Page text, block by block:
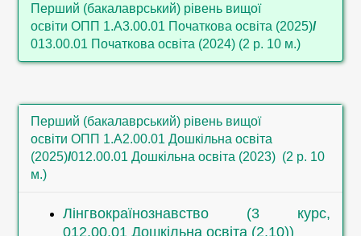
Сучасні технології навчання дітей
дошкільного віку іноземної мови (4
курс, 012.00.01 Дошкільна освіта)
013.00.01 Початкова освіта)
Методика навчання дітей дошкільного
віку іноземної мови (3 курс, 013.00.01
Початкова освіта)
курс, 1.В5.00.01 Сольний спів)
Лінгвокраїнознавство (2,3 курс,
Перший (бакалаврський) рівень вищої
освіти ОПП 1.А3.00.01 Початкова освіта (2025)/
013.00.01 Початкова освіта (2024) (2 р. 10 м.)
освітньої галузі (1 курс, 1.А3.00.01
Початкова освіта)
Практика усного та писемного
мовлення (2 курс, 013.00.01 Початкова
мови (2 курс, 013.00.01 Початкова
Перший (бакалаврський) рівень вищої
освіти ОПП 1.А2.00.01 Дошкільна освіта
(2025)/012.00.01 Дошкільна освіта (2023) (2 р. 10
м.)
Лінгвокраїнознавство (3 курс,
012.00.01 Дошкільна освіта (2.10))